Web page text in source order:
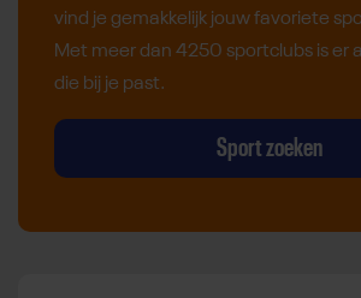
vind je gemakkelijk jouw favoriete
Met meer dan 4250 sportclubs is er
die bij je past.
Sport zoeken